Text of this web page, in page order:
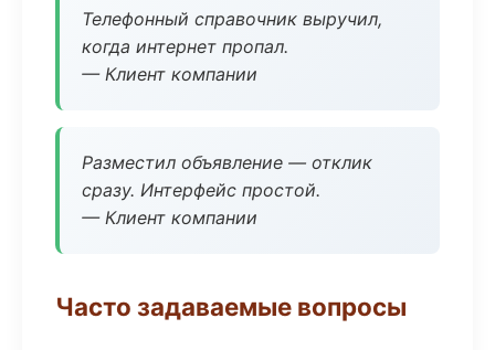
Телефонный справочник выручил,
когда интернет пропал.
— Клиент компании
Разместил объявление — отклик
сразу. Интерфейс простой.
— Клиент компании
Часто задаваемые вопросы